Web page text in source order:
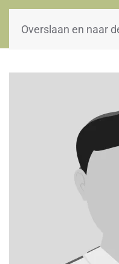
Overslaan en naar
WOII-HW